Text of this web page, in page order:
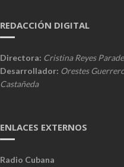
REDACCIÓN DIGITAL
Directora: Cristina Reyes
Desarrollador: Orestes
Castañeda
ENLACES EXTERNOS
Radio Cubana